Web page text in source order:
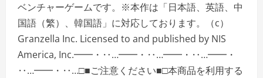
ベンチャーゲームです。※本作は「日本語、英語、中
国語（繁）、韓国語」に対応しております。（c）
Granzella Inc. Licensed to and published by NIS
America, Inc.━━・‥…━━・‥…━━・‥…━━・
‥…━━・‥…□■ご注意ください■□本商品を利用する